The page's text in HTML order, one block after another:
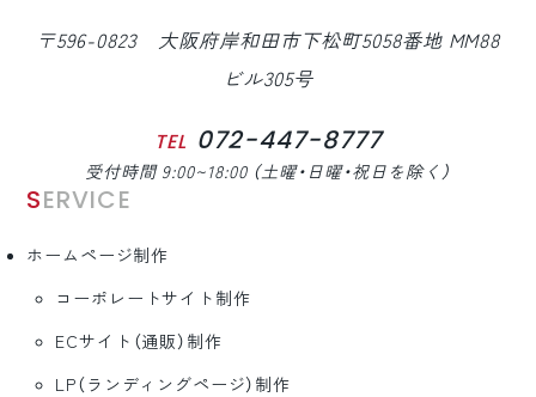
〒596-0823 大阪府岸和田市下松町5058番地 MM88
ビル305号
TEL 072-447-8777
受付時間 9:00~18:00 （土曜・日曜・祝日を除く）
SERVICE
ホームページ制作
コーポレートサイト制作
ECサイト（通販）制作
LP（ランディングページ）制作